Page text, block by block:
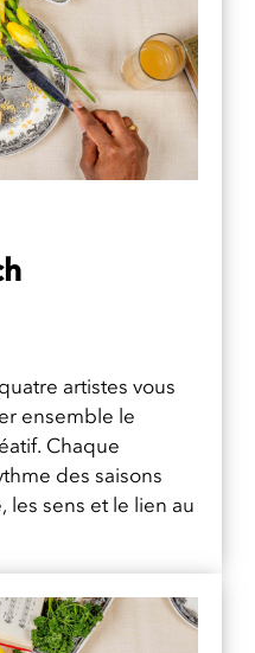
artistes vous
ensemble le
Chaque
des saisons
les sens et le lien au